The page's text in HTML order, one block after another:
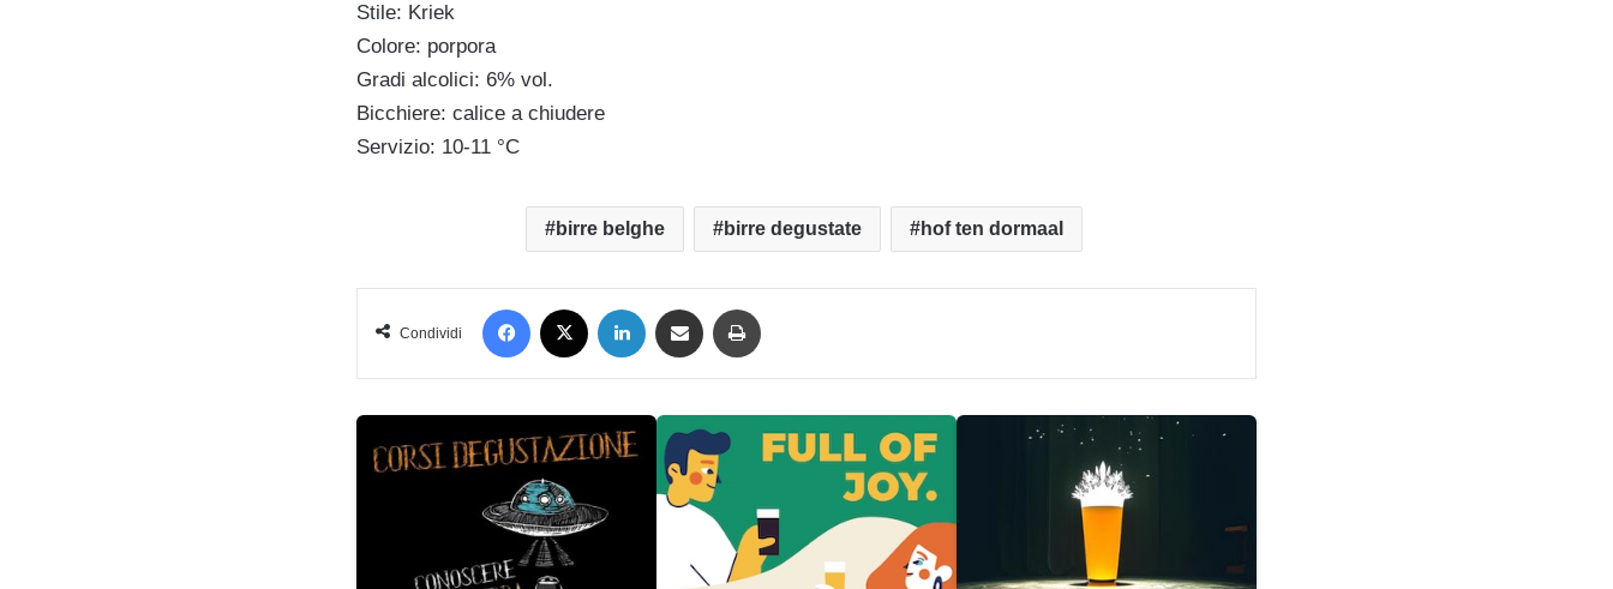
Stile: Kriek
Colore: porpora
Gradi alcolici: 6% vol.
Bicchiere: calice a chiudere
Servizio: 10-11 °C
birre belghe birre degustate hof ten dormaal
Condividi
Facebook LinkedIn Condividi via mail